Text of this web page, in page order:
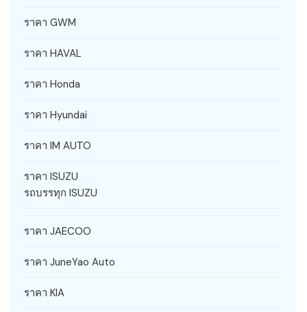
ราคา GWM
ราคา HAVAL
ราคา Honda
ราคา Hyundai
ราคา IM AUTO
ราคา ISUZU
รถบรรทุก ISUZU
ราคา JAECOO
ราคา JuneYao Auto
ราคา KIA